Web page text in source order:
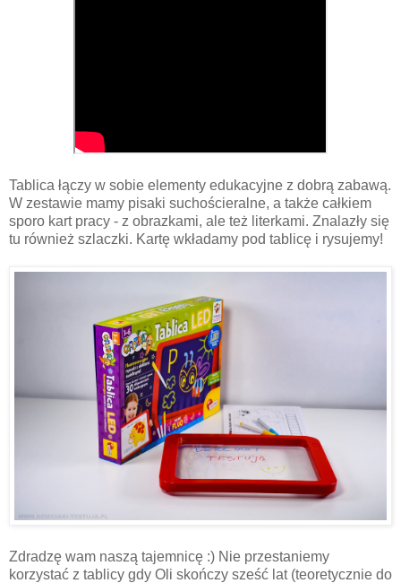
Tablica łączy w sobie elementy edukacyjne z dobrą zabawą.
W zestawie mamy pisaki suchościeralne, a także całkiem
sporo kart pracy - z obrazkami, ale też literkami. Znalazły się
tu również szlaczki. Kartę wkładamy pod tablicę i rysujemy!
Zdradzę wam naszą tajemnicę :) Nie przestaniemy
korzystać z tablicy gdy Oli skończy sześć lat (teoretycznie do